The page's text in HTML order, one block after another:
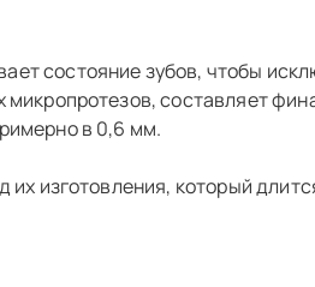
состояние зубов, чтобы
составляет
в 0,6 мм.
изготовления, который